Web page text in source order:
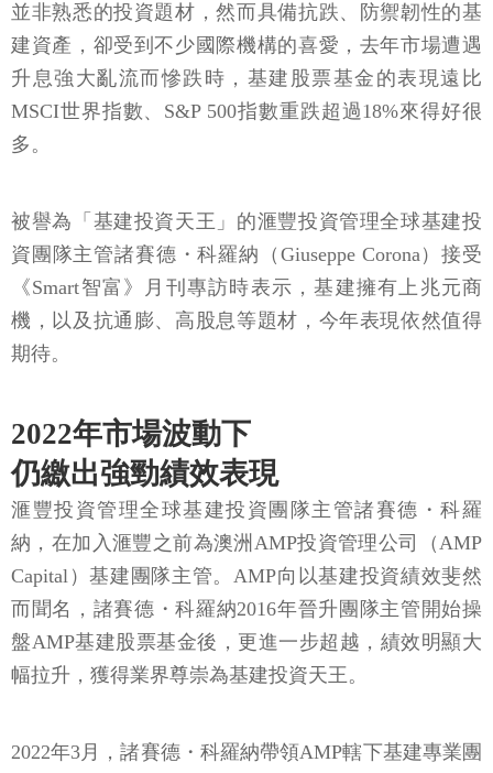
並非熟悉的投資題材，然而具備抗跌、防禦韌性的基
建資產，卻受到不少國際機構的喜愛，去年市場遭遇
升息強大亂流而慘跌時，基建股票基金的表現遠比
MSCI世界指數、S&P 500指數重跌超過18%來得好很
多。
被譽為「基建投資天王」的滙豐投資管理全球基建投
資團隊主管諸賽德・科羅納（Giuseppe Corona）接受
《Smart智富》月刊專訪時表示，基建擁有上兆元商
機，以及抗通膨、高股息等題材，今年表現依然值得
期待。
2022年市場波動下
仍繳出強勁績效表現
滙豐投資管理全球基建投資團隊主管諸賽德・科羅
納，在加入滙豐之前為澳洲AMP投資管理公司（AMP
Capital）基建團隊主管。AMP向以基建投資績效斐然
而聞名，諸賽德・科羅納2016年晉升團隊主管開始操
盤AMP基建股票基金後，更進一步超越，績效明顯大
幅拉升，獲得業界尊崇為基建投資天王。
2022年3月，諸賽德・科羅納帶領AMP轄下基建專業團